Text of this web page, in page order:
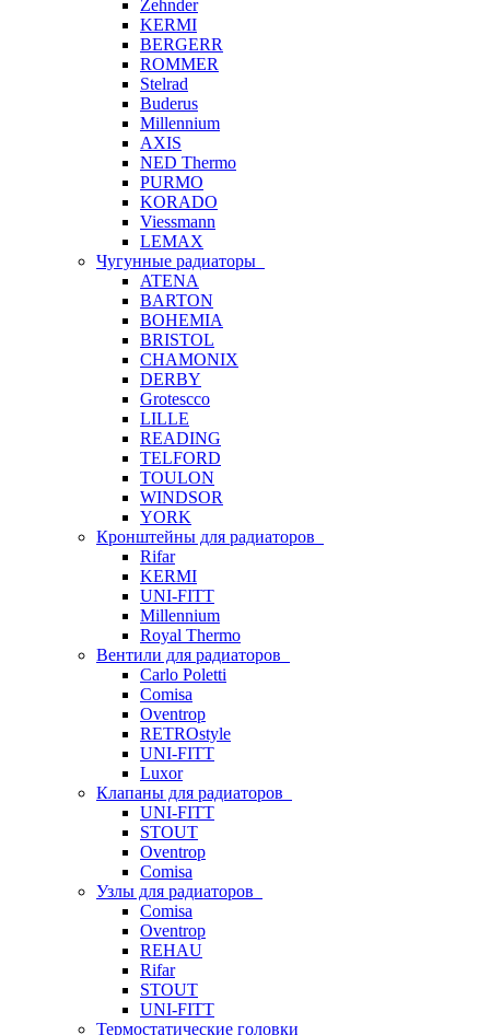
Zehnder
KERMI
BERGERR
ROMMER
Stelrad
Buderus
Millennium
AXIS
NED Thermo
PURMO
KORADO
Viessmann
LEMAX
Чугунные радиаторы
ATENA
BARTON
BOHEMIA
BRISTOL
CHAMONIX
DERBY
Grotescco
LILLE
READING
TELFORD
TOULON
WINDSOR
YORK
Кронштейны для радиаторов
Rifar
KERMI
UNI-FITT
Millennium
Royal Thermo
Вентили для радиаторов
Carlo Poletti
Comisa
Oventrop
RETROstyle
UNI-FITT
Luxor
Клапаны для радиаторов
UNI-FITT
STOUT
Oventrop
Comisa
Узлы для радиаторов
Comisa
Oventrop
REHAU
Rifar
STOUT
UNI-FITT
Термостатические головки